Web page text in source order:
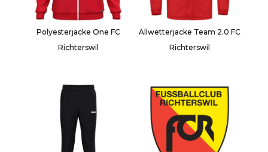
Polyesterjacke One FC
Richterswil
Allwetterjacke Team 2.0 FC
Richterswil